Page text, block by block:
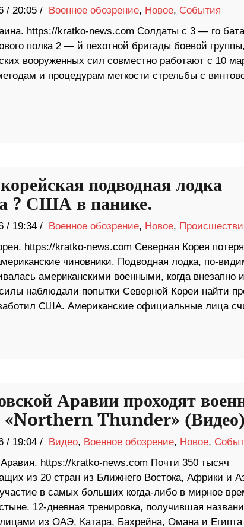
/ 20:05 / Военное обозрение, Новое, События
https://kratko-news.com Солдаты с 3 — го
полка 2 — й пехотной бригады боевой
вооруженных сил совместно работают с 10
и процедурам меткости стрельбы с
подводная лодка
? США в панике.
/ 19:34 / Военное обозрение, Новое,
https://kratko-news.com Северная Корея
чиновники. Подводная лодка, по-
американскими военными, когда внезапно
наблюдали попытки Северной Кореи найти
США. Американские официальные лица
Аравии проходят
«Northern Thunder» (Видео)
/ 19:04 / Видео, Военное обозрение, Новое,
https://kratko-news.com Почти 350 тысяч
из 20 стран из Ближнего Востока, Африки и
в самых больших когда-либо в мирное
12-дневная тренировка, получившая
из ОАЭ, Катара, Бахрейна, Омана и Египта